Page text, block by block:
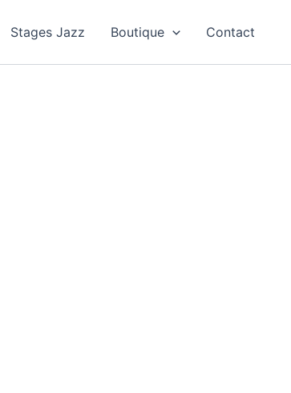
Stages Jazz Boutique Contact